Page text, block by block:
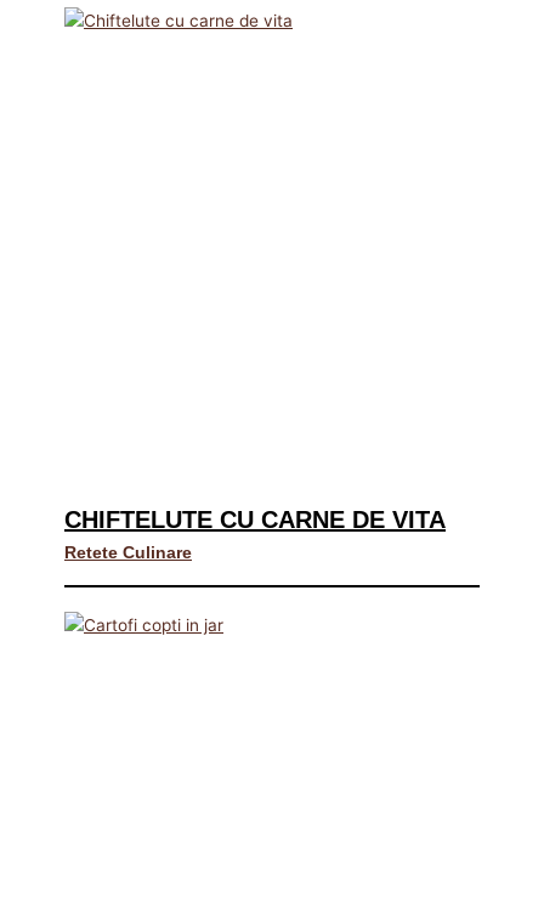
CHIFTELUTE CU CARNE DE VITA
Retete Culinare